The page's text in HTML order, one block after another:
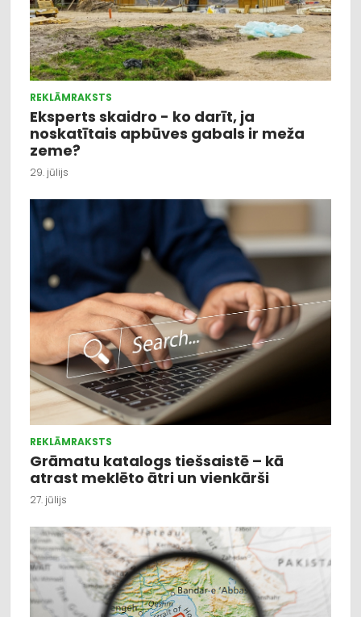
REKLĀMRAKSTS
Eksperts skaidro - ko darīt, ja
noskatītais apbūves gabals ir meža
zeme?
29. jūlijs
REKLĀMRAKSTS
Grāmatu katalogs tiešsaistē – kā
atrast meklēto ātri un vienkārši
27. jūlijs